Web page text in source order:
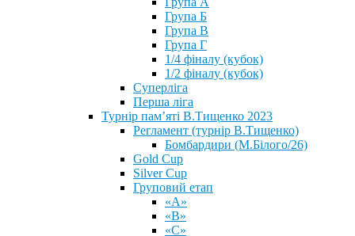
Група Б
Група В
Група Г
1/4 фіналу (кубок)
1/2 фіналу (кубок)
Суперліга
Перша ліга
Турнір пам’яті В.Тищенко 2023
Регламент (турнір В.Тищенко)
Бомбардири (М.Білого/26)
Gold Cup
Silver Cup
Груповий етап
«А»
«В»
«С»